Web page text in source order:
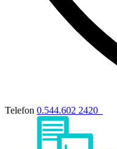
Telefon 0.544.602 2420